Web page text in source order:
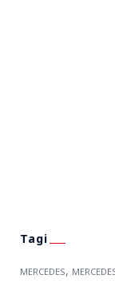
MERCEDES,